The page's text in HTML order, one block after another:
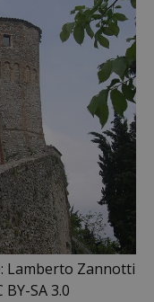
Lamberto Zannotti
SA 3.0